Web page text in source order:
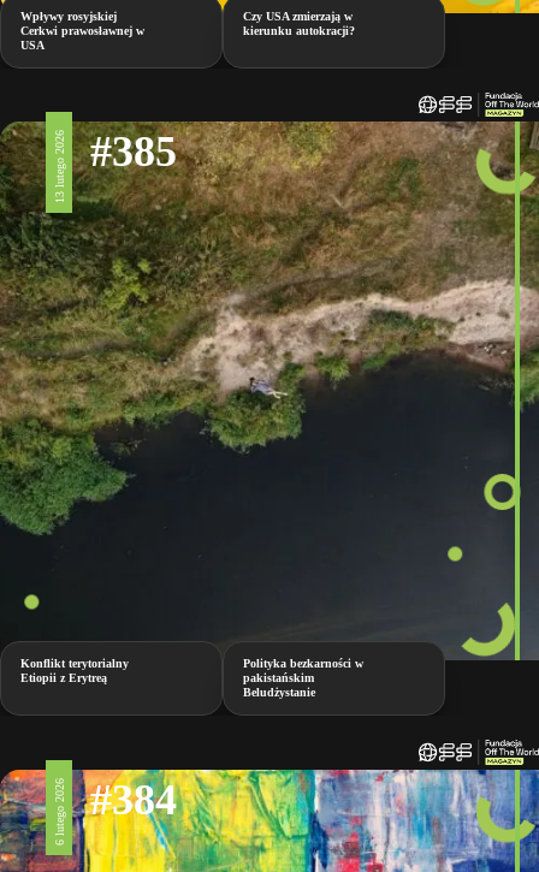
Wpływy rosyjskiej
Cerkwi prawosławnej w
USA
Czy USA zmierzają w
kierunku autokracji?
13 lutego 2026 #385
Konflikt terytorialny
Etiopii z Erytreą
Polityka bezkarności w
pakistańskim
Beludżystanie
6 lutego 2026 #384